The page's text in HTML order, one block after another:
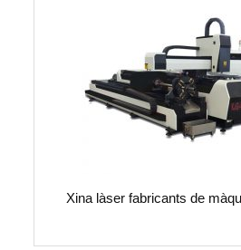
Xina làser fabricants de